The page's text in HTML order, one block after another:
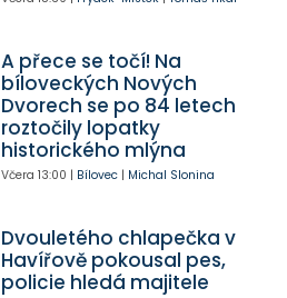
A přece se točí! Na
bíloveckých Nových
Dvorech se po 84 letech
roztočily lopatky
historického mlýna
Včera 13:00 | Bílovec| Michal Slonina
Dvouletého chlapečka v
Havířově pokousal pes,
policie hledá majitele